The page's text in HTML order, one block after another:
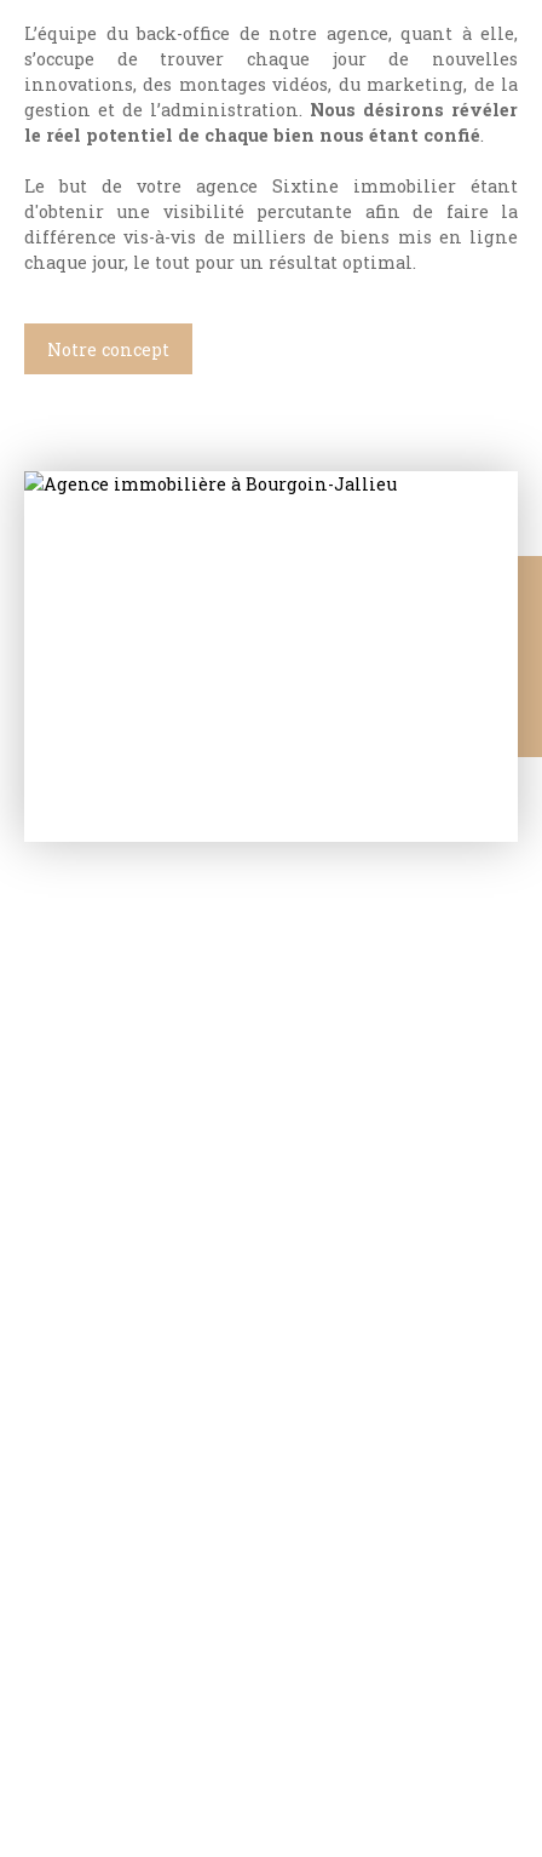
L’équipe du back-office de notre agence, quant à elle,
s’occupe de trouver chaque jour de nouvelles
innovations, des montages vidéos, du marketing, de la
gestion et de l’administration. Nous désirons révéler
le réel potentiel de chaque bien nous étant confié.
Le but de votre agence Sixtine immobilier étant
d'obtenir une visibilité percutante afin de faire la
différence vis-à-vis de milliers de biens mis en ligne
chaque jour, le tout pour un résultat optimal.
Notre concept